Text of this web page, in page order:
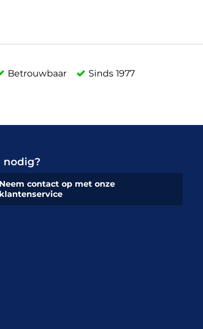
Betrouwbaar Sinds 1977
nodig?
Neem contact op met onze
klantenservice